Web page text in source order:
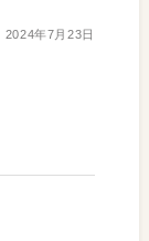
2024年7月23日